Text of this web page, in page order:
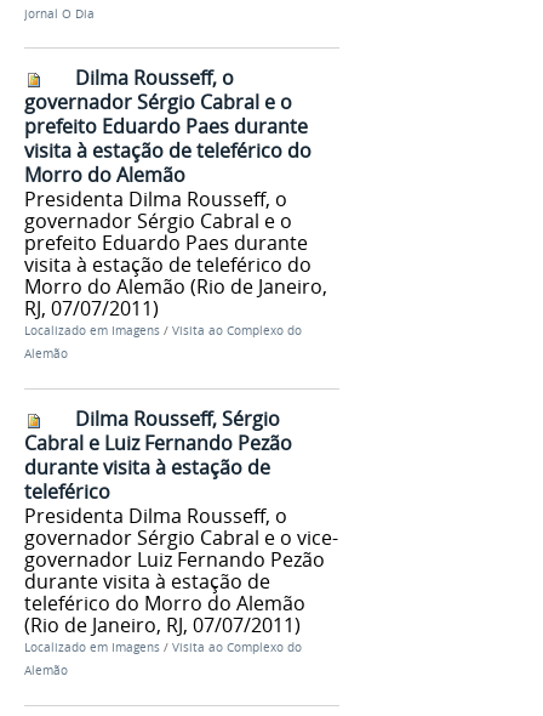
jornal O Dia
Dilma Rousseff, o
governador Sérgio Cabral e o
prefeito Eduardo Paes durante
visita à estação de teleférico do
Morro do Alemão
Presidenta Dilma Rousseff, o
governador Sérgio Cabral e o
prefeito Eduardo Paes durante
visita à estação de teleférico do
Morro do Alemão (Rio de Janeiro,
RJ, 07/07/2011)
Localizado em Imagens / Visita ao Complexo do
Alemão
Dilma Rousseff, Sérgio
Cabral e Luiz Fernando Pezão
durante visita à estação de
teleférico
Presidenta Dilma Rousseff, o
governador Sérgio Cabral e o vice-
governador Luiz Fernando Pezão
durante visita à estação de
teleférico do Morro do Alemão
(Rio de Janeiro, RJ, 07/07/2011)
Localizado em Imagens / Visita ao Complexo do
Alemão